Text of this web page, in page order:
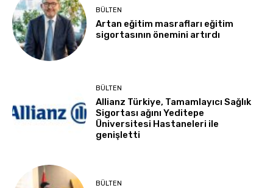
BÜLTEN
Artan eğitim masrafları eğitim
sigortasının önemini artırdı
BÜLTEN
Allianz Türkiye, Tamamlayıcı Sağlık
Sigortası ağını Yeditepe
Üniversitesi Hastaneleri ile
genişletti
BÜLTEN